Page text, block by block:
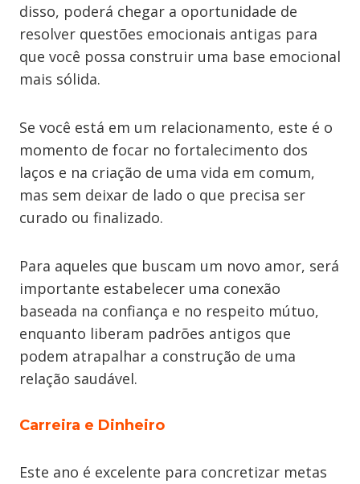
disso, poderá chegar a oportunidade de
resolver questões emocionais antigas para
que você possa construir uma base emocional
mais sólida.
Se você está em um relacionamento, este é o
momento de focar no fortalecimento dos
laços e na criação de uma vida em comum,
mas sem deixar de lado o que precisa ser
curado ou finalizado.
Para aqueles que buscam um novo amor, será
importante estabelecer uma conexão
baseada na confiança e no respeito mútuo,
enquanto liberam padrões antigos que
podem atrapalhar a construção de uma
relação saudável.
Carreira e Dinheiro
Este ano é excelente para concretizar metas